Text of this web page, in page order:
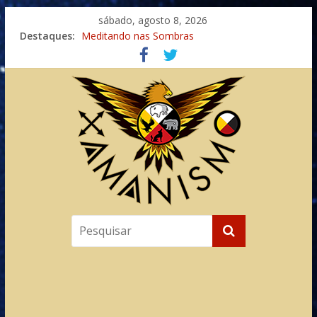
sábado, agosto 8, 2026
Destaques: Meditando nas Sombras
Autosuficiência: A Jornada do Espírito Ancestral
Xamanismo Universal
Totens – Caminho Espiritual – Crescimento
Imaginação na Cura